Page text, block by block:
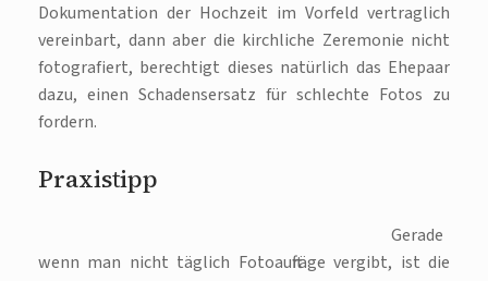
Dokumentation der Hochzeit im Vorfeld vertraglich
vereinbart, dann aber die kirchliche Zeremonie nicht
fotografiert, berechtigt dieses natürlich das Ehepaar
dazu, einen Schadensersatz für schlechte Fotos zu
fordern.
Praxistipp
Gerade
wenn man nicht täglich Fotoaufträge vergibt, ist die